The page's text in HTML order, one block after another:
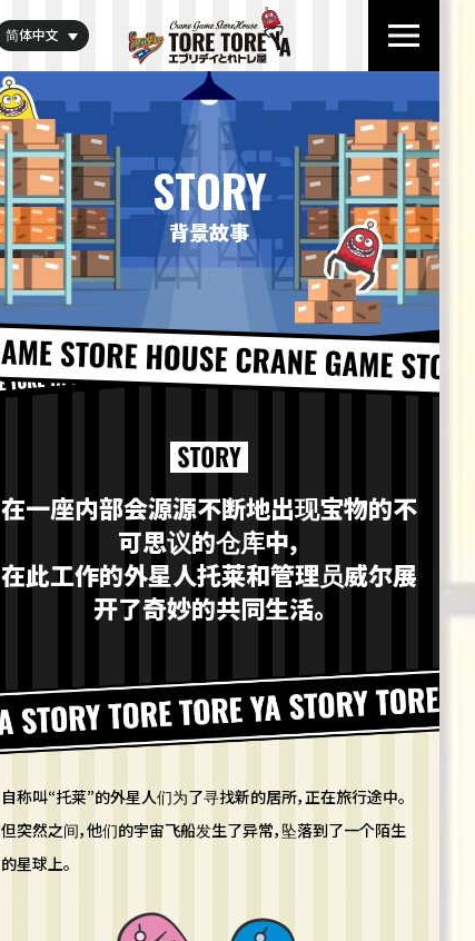
简体中文
STORY
背景故事
在一座内部会源源不断地出现宝物的不
可思议的仓库中，
在此工作的外星人托莱和管理员威尔展
开了奇妙的共同生活。
自称叫“托莱”的外星人们为了寻找新的居所，正在旅行途中。
但突然之间，他们的宇宙飞船发生了异常，坠落到了一个陌生
的星球上。